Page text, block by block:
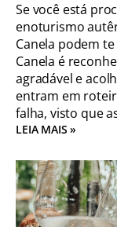
Se você está
enoturismo
Canela podem
Canela é
agradável e
entram em
falha, visto que
LEIA MAIS »